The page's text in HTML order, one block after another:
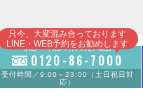
只今、大変混み合っております
LINE・WEB予約をお勧めします
初診・再診の方のお電話
0120-86-7000
受付時間／9:00～23:00（土日祝日対
応）